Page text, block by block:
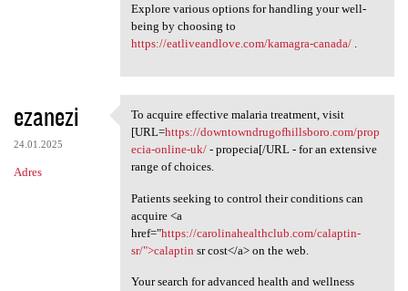
Explore various options for handling your well-
being by choosing to
https://eatliveandlove.com/kamagra-canada/.
ezanezi
24.01.2025
Adres
To acquire effective malaria
To acquire effective malaria treatment, visit
[URL=https://downtowndrugofhillsboro.com/prop
ecia-online-uk/- propecia[/URL - for an extensive
range of choices.
Patients seeking to control their conditions can
acquire <a
href="https://carolinahealthclub.com/calaptin-
sr/">calaptin sr cost</a> on the web.
Your search for advanced health and wellness